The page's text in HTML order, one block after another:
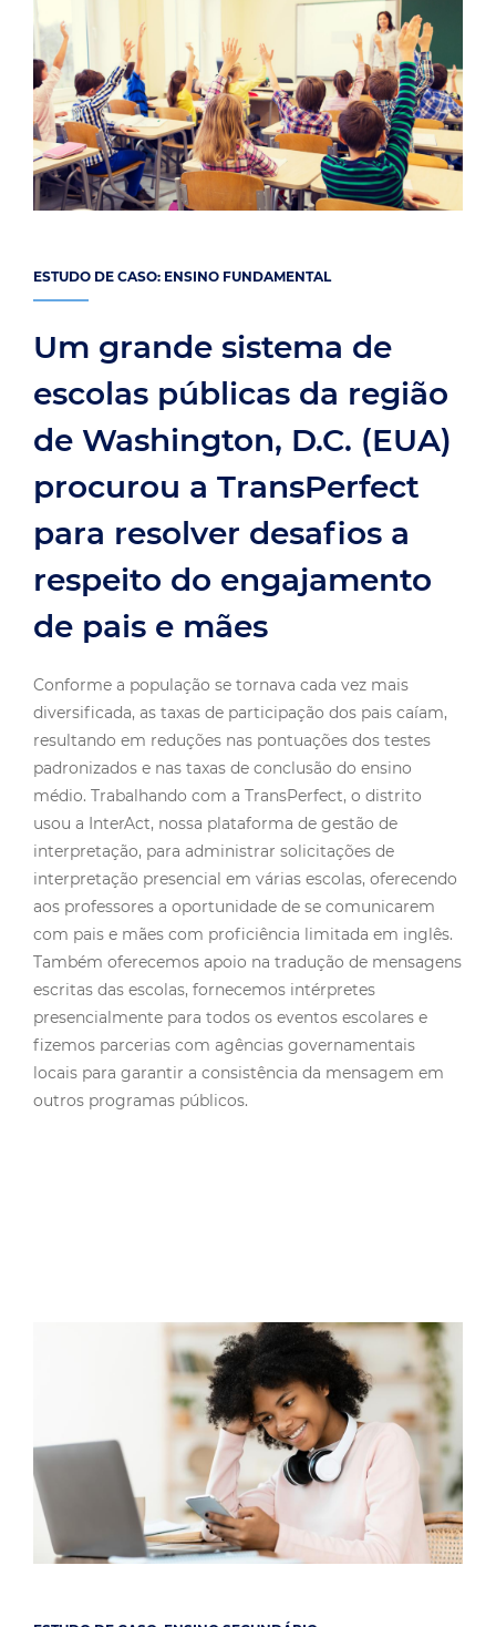
ESTUDO DE CASO: ENSINO FUNDAMENTAL
Um grande sistema de
escolas públicas da região
de Washington, D.C. (EUA)
procurou a TransPerfect
para resolver desafios a
respeito do engajamento
de pais e mães
Conforme a população se tornava cada vez mais
diversificada, as taxas de participação dos pais caíam,
resultando em reduções nas pontuações dos testes
padronizados e nas taxas de conclusão do ensino
médio. Trabalhando com a TransPerfect, o distrito
usou a InterAct, nossa plataforma de gestão de
interpretação, para administrar solicitações de
interpretação presencial em várias escolas, oferecendo
aos professores a oportunidade de se comunicarem
com pais e mães com proficiência limitada em inglês.
Também oferecemos apoio na tradução de mensagens
escritas das escolas, fornecemos intérpretes
presencialmente para todos os eventos escolares e
fizemos parcerias com agências governamentais
locais para garantir a consistência da mensagem em
outros programas públicos.